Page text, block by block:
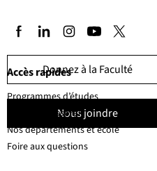
Donnez à la Faculté
Nous joindre
Accès rapides
Programmes d’études
Corps professoral
Nos départements et école
Foire aux questions